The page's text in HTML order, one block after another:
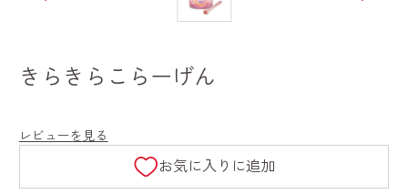
きらきらこらーげん
レビューを見る
お気に入りに追加